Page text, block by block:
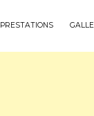
PRESTATIONS